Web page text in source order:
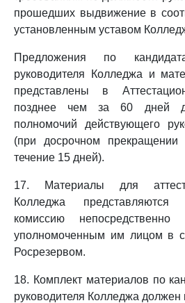
прошедших выдвижение в
установленным уставом
Предложения по
руководителя Колледжа и
представлены в
позднее чем за 60 дней
полномочий действующего
(при досрочном
течение 15 дней).
17. Материалы для
Колледжа представляются
комиссию непосредственно
уполномоченным им лицом в
Росрезервом.
18. Комплект материалов по
руководителя Колледжа должен